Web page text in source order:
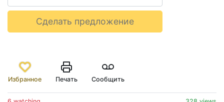
Сделать предложение
Избранное Печать Сообщить